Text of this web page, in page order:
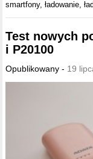
smartfony,ładowanie ,
Test nowych
i P20100
Opublikowany - 19